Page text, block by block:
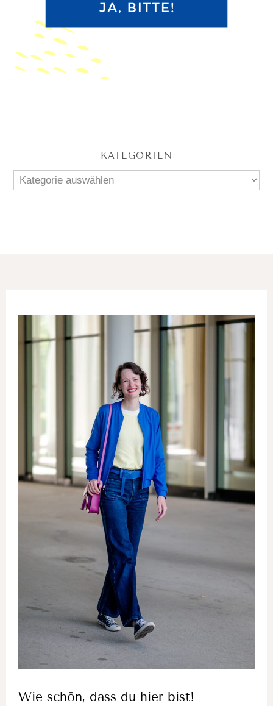
KATEGORIEN
Wie schön, dass du hier bist!